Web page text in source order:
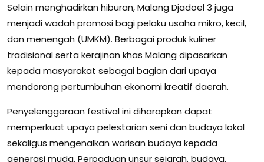
Selain menghadirkan hiburan, Malang Djadoel 3 juga
menjadi wadah promosi bagi pelaku usaha mikro, kecil,
dan menengah (UMKM). Berbagai produk kuliner
tradisional serta kerajinan khas Malang dipasarkan
kepada masyarakat sebagai bagian dari upaya
mendorong pertumbuhan ekonomi kreatif daerah.
Penyelenggaraan festival ini diharapkan dapat
memperkuat upaya pelestarian seni dan budaya lokal
sekaligus mengenalkan warisan budaya kepada
generasi muda. Perpaduan unsur sejarah, budaya,